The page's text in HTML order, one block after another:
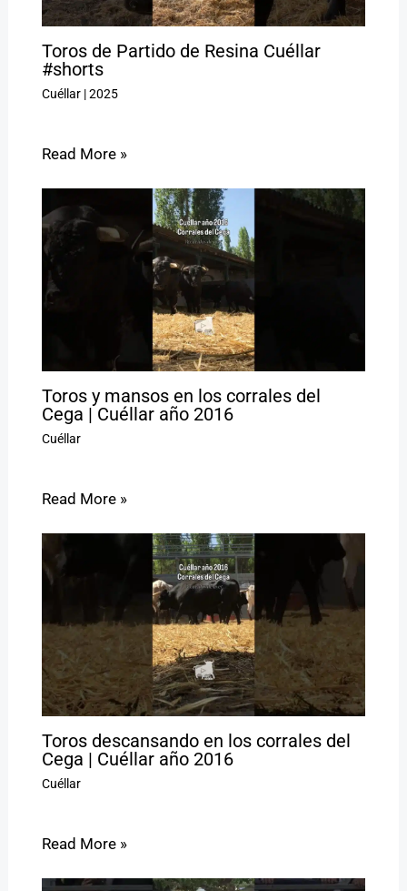
Toros de Partido de Resina Cuéllar
#shorts
Cuéllar|2025
Read More »
Toros y mansos en los corrales del
Cega | Cuéllar año 2016
Cuéllar
Read More »
Toros descansando en los corrales del
Cega | Cuéllar año 2016
Cuéllar
Read More »